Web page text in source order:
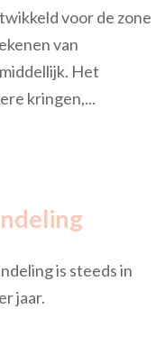
voor de zone
van
Het
kringen,...
is steeds in
jaar.